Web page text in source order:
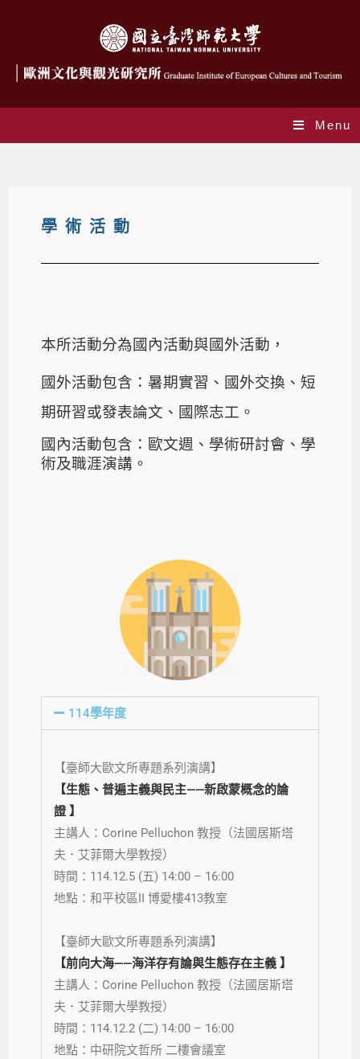
Menu
學術活動
本所活動分為國內活動與國外活動，
國外活動包含：暑期實習、國外交換、短
期研習或發表論文、國際志工。
國內活動包含：歐文週、學術研討會、學
術及職涯演講。
114學年度
【臺師大歐文所專題系列演講】
【生態、普遍主義與民主——新啟蒙概念的論
證 】
主講人： Corine Pelluchon教授（法國居斯塔
夫．艾菲爾大學教授）
時間： 114.12.5 (五) 14:00 – 16:00
地點：和平校區II博愛樓413教室
【臺師大歐文所專題系列演講】
【前向大海——海洋存有論與生態存在主義 】
主講人： Corine Pelluchon教授（法國居斯塔
夫．艾菲爾大學教授）
時間： 114.12.2 (二) 14:00 – 16:00
地點： 中研院文哲所 二樓會議室